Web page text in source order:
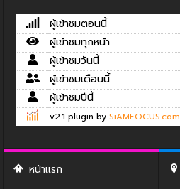
ผู้เข้าชมตอนนี้
ผู้เข้าชมทุกหน้า
ผู้เข้าชมวันนี้
ผู้เข้าชมเดือนนี้
ผู้เข้าชมปีนี้
v2.1 plugin by SiAMFOCUS.com
หน้าแรก